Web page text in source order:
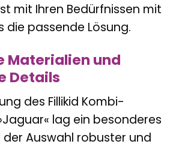
mit Ihren Bedürfnissen mit
passende Lösung.
Materialien und
Details
des Fillikid Kombi-
lag ein besonderes
Auswahl robuster und